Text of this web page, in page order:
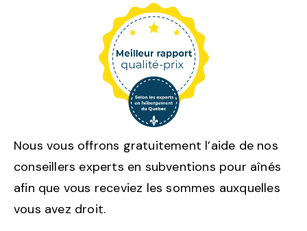
Nous vous offrons gratuitement l’aide de nos
conseillers experts en subventions pour aînés
afin que vous receviez les sommes auxquelles
vous avez droit.